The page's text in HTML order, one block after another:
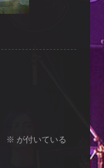
※ が付いている